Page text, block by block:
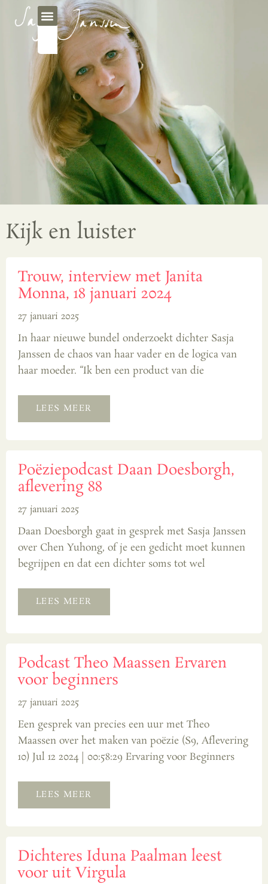
Kijk en luister
Trouw, interview met Janita
Monna, 18 januari 2024
27 januari 2025
In haar nieuwe bundel onderzoekt dichter Sasja
Janssen de chaos van haar vader en de logica van
haar moeder. “Ik ben een product van die
LEES MEER
Poëziepodcast Daan Doesborgh,
aflevering 88
27 januari 2025
Daan Doesborgh gaat in gesprek met Sasja Janssen
over Chen Yuhong, of je een gedicht moet kunnen
begrijpen en dat een dichter soms tot wel
LEES MEER
Podcast Theo Maassen Ervaren
voor beginners
27 januari 2025
Een gesprek van precies een uur met Theo
Maassen over het maken van poëzie (S9, Aflevering
10) Jul 12 2024 | 00:58:29 Ervaring voor Beginners
LEES MEER
Dichteres Iduna Paalman leest
voor uit Virgula